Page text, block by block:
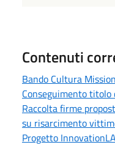
Contenuti
Bando Cultura
Conseguimento titolo
Raccolta firme
su risarcimento
Progetto